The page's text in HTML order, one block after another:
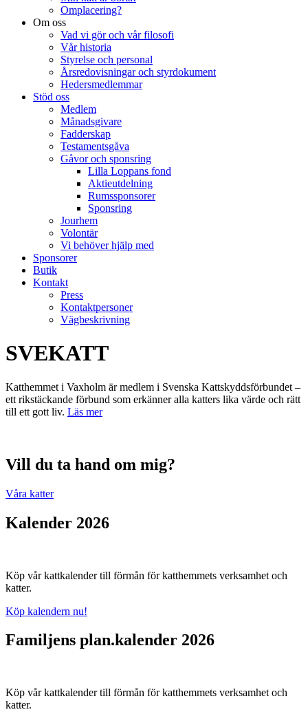
Omplacering?
Om oss
Vad vi gör och vår filosofi
Vår historia
Styrelse och personal
Årsredovisningar och styrdokument
Hedersmedlemmar
Stöd oss
Medlem
Månadsgivare
Fadderskap
Testamentsgåva
Gåvor och sponsring
Lilla Loppans fond
Aktieutdelning
Rumssponsorer
Sponsring
Jourhem
Volontär
Vi behöver hjälp med
Sponsorer
Butik
Kontakt
Press
Kontaktpersoner
Vägbeskrivning
SVEKATT
Katthemmet i Vaxholm är medlem i Svenska Kattskyddsförbundet –
ett rikstäckande förbund som erkänner alla katters lika värde och rätt
till ett gott liv. Läs mer
Vill du ta hand om mig?
Våra katter
Kalender 2026
Köp vår kattkalender till förmån för katthemmets verksamhet och
katter.
Köp kalendern nu!
Familjens plan.kalender 2026
Köp vår kattkalender till förmån för katthemmets verksamhet och
katter.